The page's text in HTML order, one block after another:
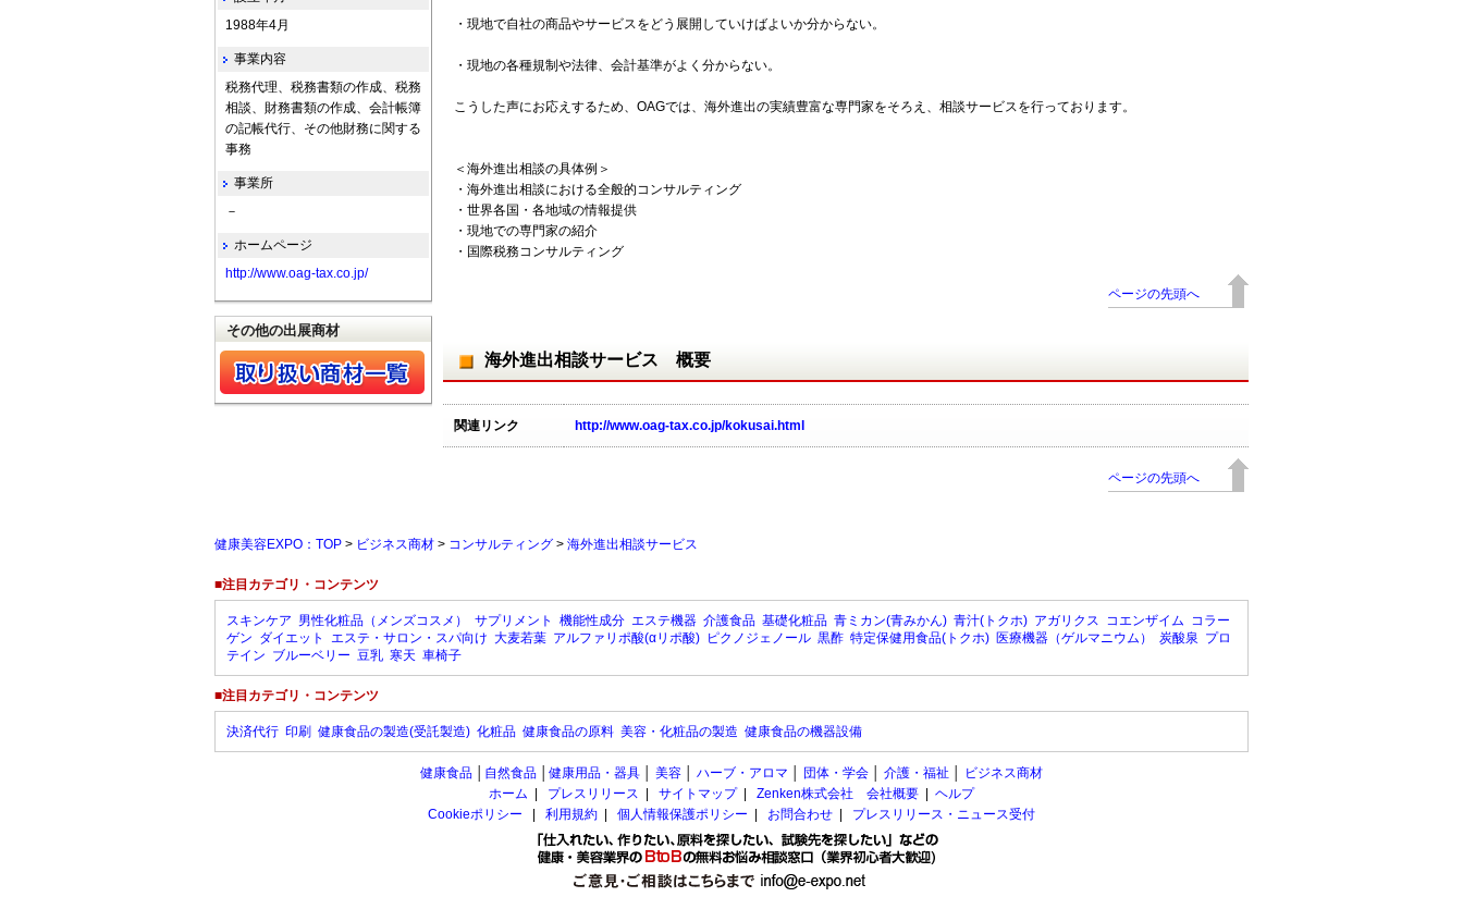
・現地で自社の商品やサービスをどう展開していけばよいか分からない。
・現地の各種規制や法律、会計基準がよく分からない。
こうした声にお応えするため、OAGでは、海外進出の実績豊富な専門家をそろえ、相談サービスを行っております。
＜海外進出相談の具体例＞
・海外進出相談における全般的コンサルティング
・世界各国・各地域の情報提供
・現地での専門家の紹介
・国際税務コンサルティング
ページの先頭へ
海外進出相談サービス 概要
関連リンク http://www.oag-tax.co.jp/kokusai.html
ページの先頭へ
1988年4月
事業内容
税務代理、税務書類の作成、税務
相談、財務書類の作成、会計帳簿
の記帳代行、その他財務に関する
事務
事業所
－
ホームページ
http://www.oag-tax.co.jp/
その他の出展商材
健康美容EXPO：TOP > ビジネス商材 > コンサルティング > 海外進出相談サービス
■注目カテゴリ・コンテンツ
スキンケア 男性化粧品（メンズコスメ） サプリメント 機能性成分 エステ機器 介護食品 基礎化粧品 青ミカン(青みかん) 青汁(トクホ) アガリクス コエンザイム コラー
ゲン ダイエット エステ・サロン・スパ向け 大麦若葉 アルファリポ酸(αリポ酸) ピクノジェノール 黒酢 特定保健用食品(トクホ) 医療機器（ゲルマニウム） 炭酸泉 プロ
テイン ブルーベリー 豆乳 寒天 車椅子
■注目カテゴリ・コンテンツ
決済代行 印刷 健康食品の製造(受託製造) 化粧品 健康食品の原料 美容・化粧品の製造 健康食品の機器設備
健康食品 自然食品 健康用品・器具 美容 ハーブ・アロマ 団体・学会 介護・福祉
ビジネス商材
ホーム
プレスリリース サイトマップ| Zenken株式会社 会社概要
ヘルプ
Cookieポリシー
利用規約 個人情報保護ポリシー お問合わせ プレスリリース・ニュース受付